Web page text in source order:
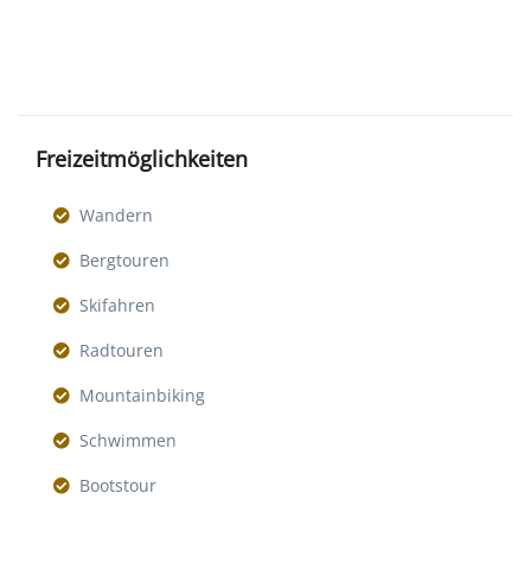
Freizeitmöglichkeiten
Wandern
Bergtouren
Skifahren
Radtouren
Mountainbiking
Schwimmen
Bootstour